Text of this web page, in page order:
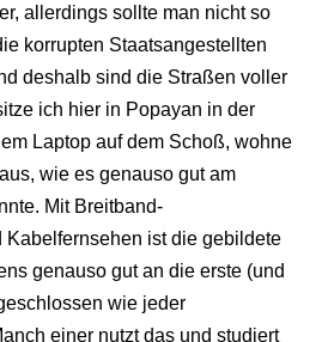
allerdings sollte man nicht so
korrupten Staatsangestellten
deshalb sind die Straßen voller
ich hier in Popayan in der
Laptop auf dem Schoß, wohne
wie es genauso gut am
Mit Breitband-
Kabelfernsehen ist die gebildete
genauso gut an die erste (und
wie jeder
einer nutzt das und studiert